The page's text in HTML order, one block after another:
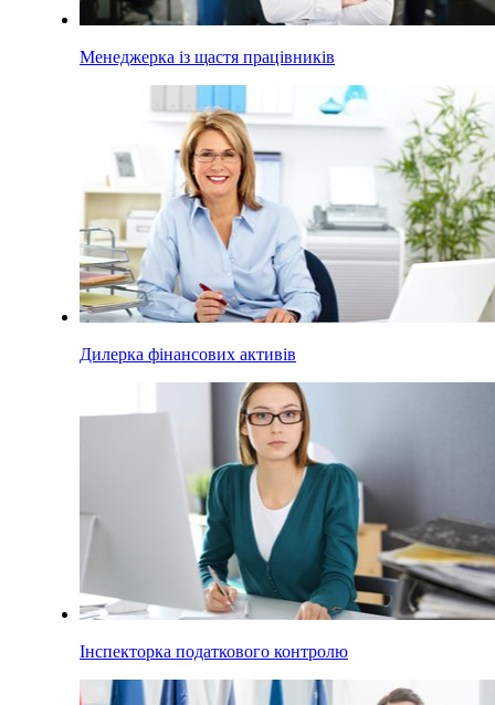
Менеджерка із щастя працівників
Дилерка фінансових активів
Інспекторка податкового контролю